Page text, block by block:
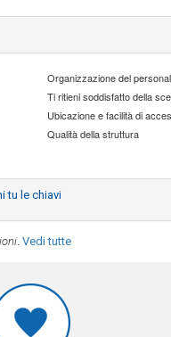
Organizzazione del
Ubicazione e facilità di
Qualità della struttura
tu le chiavi
. Vedi tutte